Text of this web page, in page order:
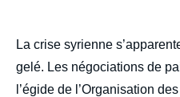
La crise syrienne
gelé. Les négociations de
l’égide de l’Organisation